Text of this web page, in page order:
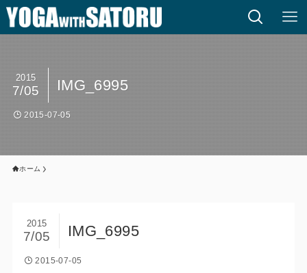
IMG_6995
2015
7/05
2015-07-05
ホーム
IMG_6995
2015
7/05
2015-07-05